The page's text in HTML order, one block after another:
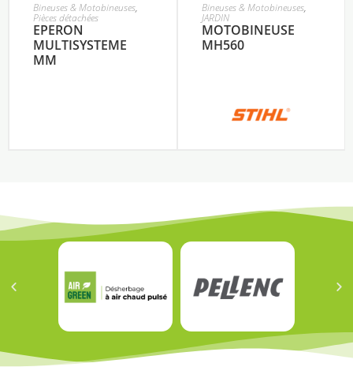
Bineuses & Motobineuses,
Pièces détachées
EPERON
MULTISYSTEME
MM
Bineuses & Motobineuses,
JARDIN
MOTOBINEUSE
MH560